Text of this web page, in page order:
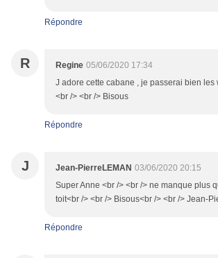
Répondre
R Regine 05/06/2020 17:34
J adore cette cabane , je passerai bien les
<br /> <br /> Bisous
Répondre
J Jean-PierreLEMAN 03/06/2020 20:15
Super Anne <br /> <br /> ne manque plus
toit<br /> <br /> Bisous<br /> <br /> Jean-
Répondre